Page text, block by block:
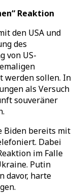
Reaktion
den USA und
des
von US-
werden sollen. In
als Versuch
souveräner
Biden bereits mit
Dabei
im Falle
Putin
davor, harte